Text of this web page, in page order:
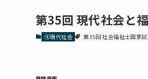
第35回 現代社会と
④現代社会 第35回 社会福祉士国家